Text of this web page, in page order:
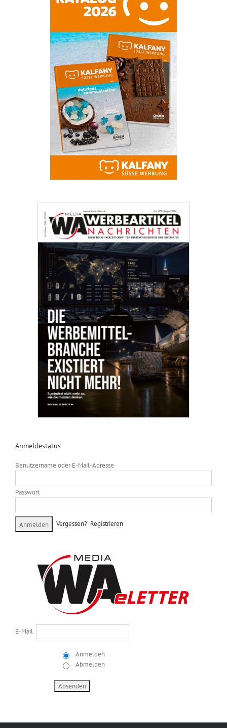
Anmeldestatus
Benutzername oder E-Mail-Adresse
Passwort
Vergessen? Registrieren
E-Mail
Anmelden
Abmelden